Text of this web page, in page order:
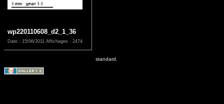
wp220110608_d2_1_36
Date : 15/06/2011 Affichages : 2474
standard.